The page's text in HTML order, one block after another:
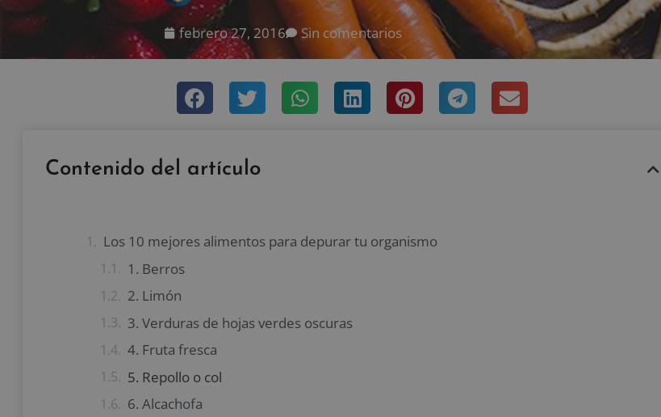
febrero 27, 2016 Sin comentarios
Contenido del artículo
Los 10 mejores alimentos para depurar tu organismo
1. Berros
2. Limón
3. Verduras de hojas verdes oscuras
4. Fruta fresca
5. Repollo o col
6. Alcachofa